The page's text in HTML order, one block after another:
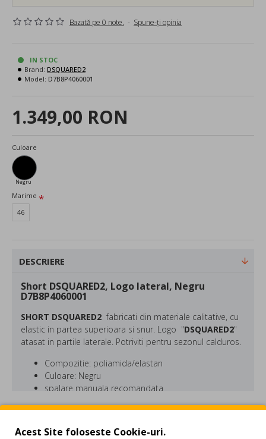
Bazată pe 0 note. - Spune-ţi opinia
1.349,00 RON
IN STOC
Brand: DSQUARED2
Model: D7B8P4060001
Culoare
Negru
Marime
46
DESCRIERE
Short DSQUARED2, Logo lateral, Negru
D7B8P4060001
SHORT DSQUARED2 fabricati din materiale calitative, cu
elastic in partea superioara si snur. Logo "DSQUARED2"
atasat in partile laterale. Potriviti pentru sezonul calduros.
Compozitie: poliamida/elastan
Culoare: Negru
spalare manuala recomandata
DSQUARED este o marca fondata in 1995 de catre fratii
DSQUARED2 indraznete au ca atribute ornamentele
Acest Site foloseste Cookie-uri.